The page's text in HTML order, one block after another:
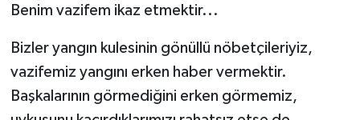
Benim vazifem ikaz etmektir...
Bizler yangın kulesinin gönüllü nöbetçileriyiz,
vazifemiz yangını erken haber vermektir.
Başkalarının görmediğini erken görmemiz,